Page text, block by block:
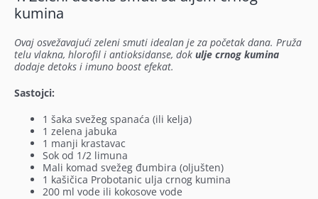
kumina
Ovaj osvežavajući zeleni smuti idealan je za početak dana. Pruža
telu vlakna, hlorofil i antioksidanse, dok ulje crnog kumina
dodaje detoks i imuno boost efekat.
Sastojci:
1 šaka svežeg spanaća (ili kelja)
1 zelena jabuka
1 manji krastavac
Sok od 1/2 limuna
Mali komad svežeg đumbira (oljušten)
1 kašičica Probotanic ulja crnog kumina
200 ml vode ili kokosove vode